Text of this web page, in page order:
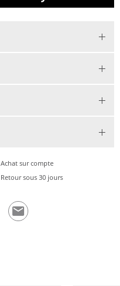
Achat sur compte
Retour sous 30 jours